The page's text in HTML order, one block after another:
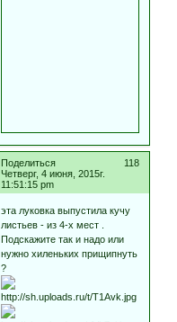
Поделиться
118
Четверг, 4 июня, 2015г.
11:51:15 pm
эта луковка выпустила кучу
листьев - из 4-х мест .
Подскажите так и надо или
нужно хиленьких прищипнуть
?